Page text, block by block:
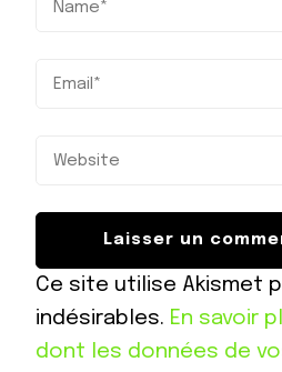
Ce site utilise Akismet
indésirables. En savoir
dont les données de